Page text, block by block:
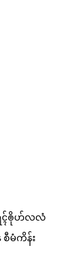
ၚ်ၜိုဟ်လလံ
စီမံကိန်း